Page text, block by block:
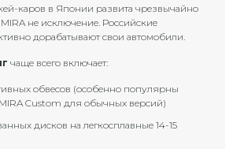
каров в Японии развита чрезвычайно
не исключение. Российские
дорабатывают свои автомобили.
чаще всего включает:
обвесов (особенно популярны
Custom для обычных версий)
дисков на легкосплавные 14-15